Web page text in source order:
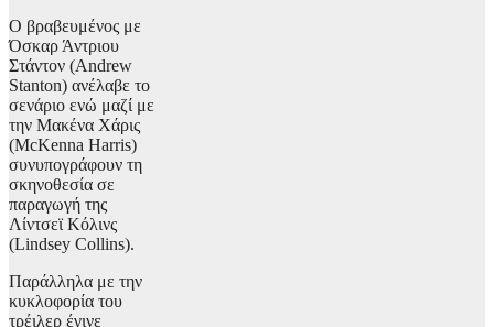
Ο βραβευμένος με
Όσκαρ Άντριου
Στάντον (Andrew
Stanton) ανέλαβε το
σενάριο ενώ μαζί με
την Μακένα Χάρις
(McKenna Harris)
συνυπογράφουν τη
σκηνοθεσία σε
παραγωγή της
Λίντσεϊ Κόλινς
(Lindsey Collins).
Παράλληλα με την
κυκλοφορία του
τρέιλερ έγινε